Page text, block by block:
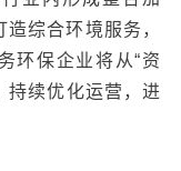
综合环境服务，
环保企业将从“资
持续优化运营，进